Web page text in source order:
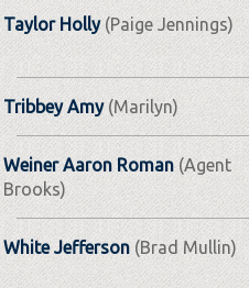
Taylor Holly(Paige Jennings)
Tribbey Amy(Marilyn)
Weiner Aaron Roman(Agent
Brooks)
White Jefferson(Brad Mullin)